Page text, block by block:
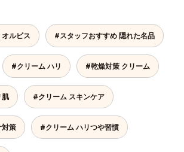
ルビス #スタッフおすすめ 隠れた名品
#クリーム ハリ #乾燥対策 クリーム
肌 #クリーム スキンケア
策 #クリーム ハリつや習慣